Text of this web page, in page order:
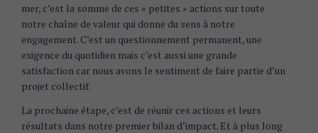
mer, c’est la somme de ces « petites » actions sur toute
notre chaîne de valeur qui donne du sens à notre
engagement. C’est un questionnement permanent, une
exigence du quotidien mais c’est aussi une grande
satisfaction car nous avons le sentiment de faire partie d’un
projet collectif.
La prochaine étape, c’est de réunir ces actions et leurs
résultats dans notre premier bilan d’impact. Et à plus long